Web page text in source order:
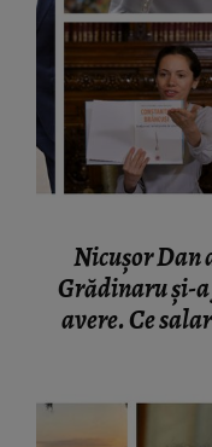
Nicușor Dan
Grădinaru și-
avere. Ce